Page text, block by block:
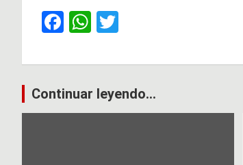
F
ce
b
o
W
at
s
A
tt
er
Navegación
Continuar leyendo...